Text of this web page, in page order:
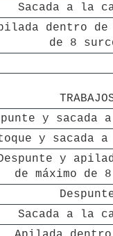
Sacada a la
dentro de
de 8
y sacada
y sacada
y
de máximo de
Sacada a la